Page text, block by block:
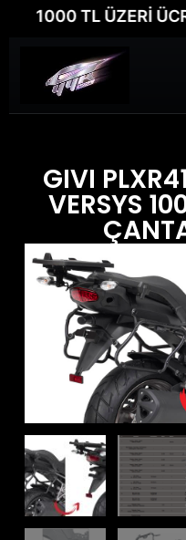
1000 TL ÜZERİ
GIVI
VERSYS